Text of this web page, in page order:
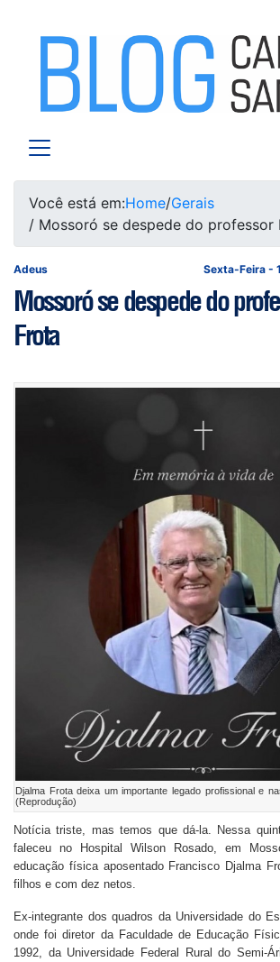
Você está em:Home/Gerais
/ Mossoró se despede do professor
Sexta-Feira -
Adeus
Mossoró se despede do
Frota
Djalma Frota deixa um importante legado profissional e
(Reprodução)
Notícia triste, mas temos que dá-la. Nessa
faleceu no Hospital Wilson Rosado, em
educação física aposentado Francisco Djalma
filhos e com dez netos.
Ex-integrante dos quadros da Universidade do
onde foi diretor da Faculdade de Educação
1992, da Universidade Federal Rural do Semi-